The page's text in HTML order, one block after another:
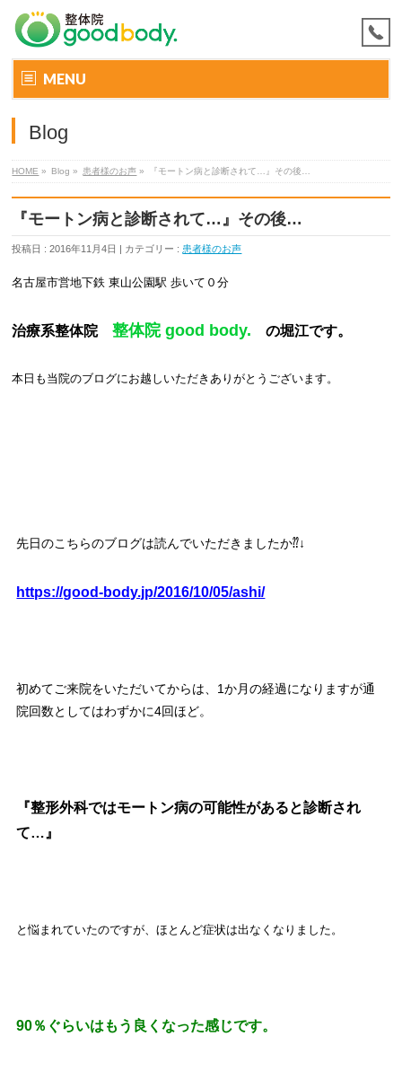
MENU
Blog
HOME » Blog » 患者様のお声 » 『モートン病と診断されて…』その後…
『モートン病と診断されて…』その後…
投稿日 : 2016年11月4日 | カテゴリー : 患者様のお声
名古屋市営地下鉄 東山公園駅 歩いて０分
治療系整体院 整体院 good body. の堀江です。
本日も当院のブログにお越しいただきありがとうございます。
先日のこちらのブログは読んでいただきましたか⁇↓
https://good-body.jp/2016/10/05/ashi/
初めてご来院をいただいてからは、1か月の経過になりますが通
院回数としてはわずかに4回ほど。
『整形外科ではモートン病の可能性があると診断され
て…』
と悩まれていたのですが、ほとんど症状は出なくなりました。
90％ぐらいはもう良くなった感じです。